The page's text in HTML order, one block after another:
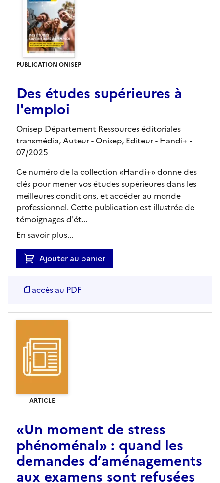
PUBLICATION ONISEP
Des études supérieures à
l'emploi
Onisep Département Ressources éditoriales
transmédia, Auteur - Onisep, Editeur- Handi+ -
07/2025
Ce numéro de la collection «Handi+» donne des
clés pour mener vos études supérieures dans les
meilleures conditions, et accéder au monde
professionnel. Cette publication est illustrée de
témoignages d'ét...
En savoir plus...
Ajouter au panier
accès au PDF
ARTICLE
«Un moment de stress
phénoménal» : quand les
demandes d’aménagements
aux examens sont refusées